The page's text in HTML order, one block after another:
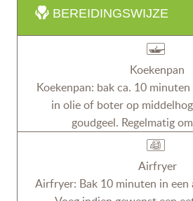
BEREIDINGSWIJZE
Koekenpan
Koekenpan: bak ca. 10
in olie of boter op
goudgeel. Regelmatig
Airfryer
Airfryer: Bak 10 minuten in een